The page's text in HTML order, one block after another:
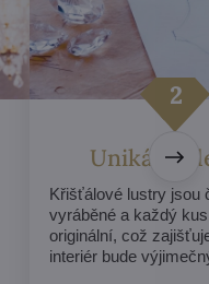
Unikátní
Křišťálové lustry jsou
vyráběné a každý
originální, což
interiér bude